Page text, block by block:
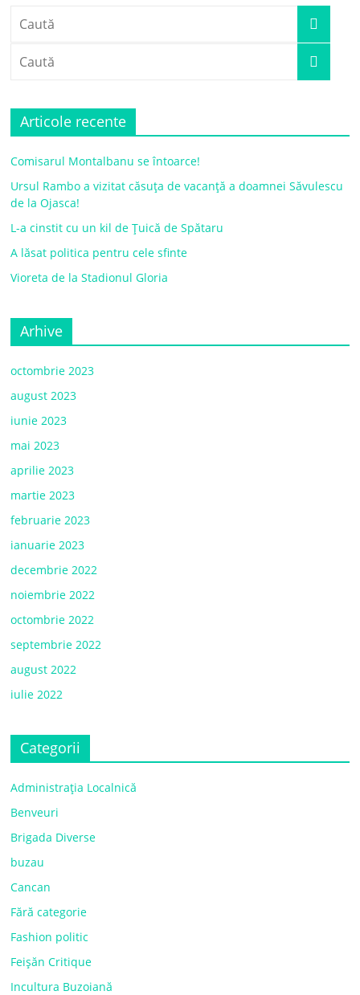
Articole recente
Comisarul Montalbanu se întoarce!
Ursul Rambo a vizitat căsuța de vacanță a doamnei Săvulescu
de la Ojasca!
L-a cinstit cu un kil de Țuică de Spătaru
A lăsat politica pentru cele sfinte
Vioreta de la Stadionul Gloria
Arhive
octombrie 2023
august 2023
iunie 2023
mai 2023
aprilie 2023
martie 2023
februarie 2023
ianuarie 2023
decembrie 2022
noiembrie 2022
octombrie 2022
septembrie 2022
august 2022
iulie 2022
Categorii
Administrația Localnică
Benveuri
Brigada Diverse
buzau
Cancan
Fără categorie
Fashion politic
Feișăn Critique
Incultura Buzoiană